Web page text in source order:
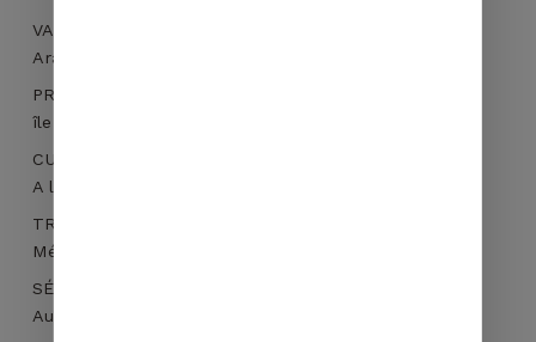
VARIÉTÉ BOTANIQUE
Arabica Tim Tim
PROVENANCE
île de Sumatra – 1200-1500m
CUEILLETTE
A la main
TRAITEMENT
Méthode humide – Café lavé
SÉCHAGE
Au soleil